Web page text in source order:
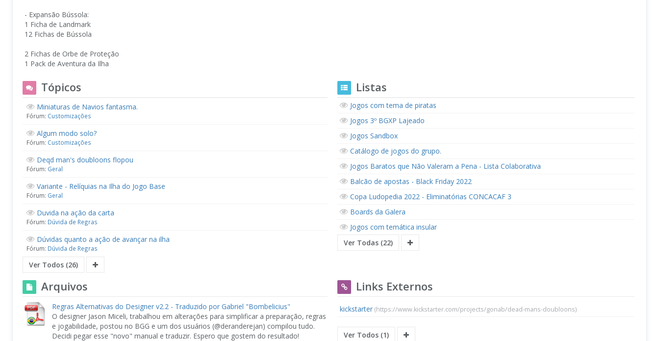
- Expansão Bússola:
1 Ficha de Landmark
12 Fichas de Bússola
2 Fichas de Orbe de Proteção
1 Pack de Aventura da Ilha
Tópicos
Miniaturas de Navios fantasma.
Fórum: Customizações
Algum modo solo?
Fórum: Customizações
Deqd man's doubloons flopou
Fórum: Geral
Variante - Relíquias na Ilha do Jogo Base
Fórum: Geral
Duvida na ação da carta
Fórum: Dúvida de Regras
Dúvidas quanto a ação de avançar na ilha
Fórum: Dúvida de Regras
Ver Todos (26)
Listas
Jogos com tema de piratas
Jogos 3º BGXP Lajeado
Jogos Sandbox
Catálogo de jogos do grupo.
Jogos Baratos que Não Valeram a Pena - Lista Colaborativa
Balcão de apostas - Black Friday 2022
Copa Ludopedia 2022 - Eliminatórias CONCACAF 3
Boards da Galera
Jogos com temática insular
Ver Todas (22)
Arquivos
Regras Alternativas do Designer v2.2 - Traduzido por Gabriel "Bombelicius"
O designer Jason Miceli, trabalhou em alterações para simplificar a preparação, regras
e jogabilidade, postou no BGG e um dos usuários (@deranderejan) compilou tudo.
Decidi pegar esse "novo" manual e traduzir. Espero que gostem do resultado!
Links Externos
kickstarter (https://www.kickstarter.com/projects/gonab/dead-mans-doubloons)
Ver Todos (1)